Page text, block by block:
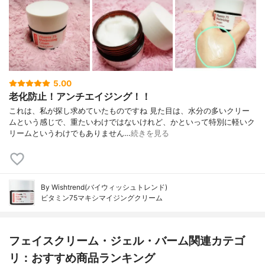
5.00
老化防止！アンチエイジング！！
これは、私が探し求めていたものですね 見た目は、水分の多いクリー
ムという感じで、重たいわけではないけれど、かといって特別に軽いク
リームというわけでもありません…続きを見る
By Wishtrend(バイウィッシュトレンド)
ビタミン75マキシマイジングクリーム
フェイスクリーム・ジェル・バーム関連カテゴ
リ：おすすめ商品ランキング